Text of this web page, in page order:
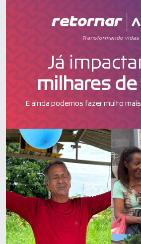
Já
milhares
E ainda podemos fazer muito